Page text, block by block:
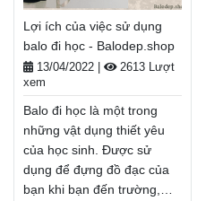
của đồ dùng cần thiết cho
mỗi môn học có thể quá
cao. Balodep.shop|Chuyên
Balo-Túi xách–Vali đẹp.
FreeShip toàn quốc, Miễn
phí đổi trả hàng, Thanh
toán tiền khi nhận hàng.
Xem thêm
Lợi ích của việc sử dụng
balo đi học - Balodep.shop
13/04/2022
2613 Lượt
xem
Balo đi học là một trong
những vật dụng thiết yêu
của học sinh. Được sử
dụng để đựng đồ đạc của
bạn khi bạn đến trường,